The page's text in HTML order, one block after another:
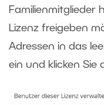
Familienmitglieder
Lizenz freigeben
Adressen in das
ein und klicken Sie